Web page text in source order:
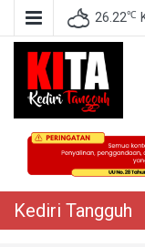
26.22℃
Berita Akurat
Kediri Tangguh